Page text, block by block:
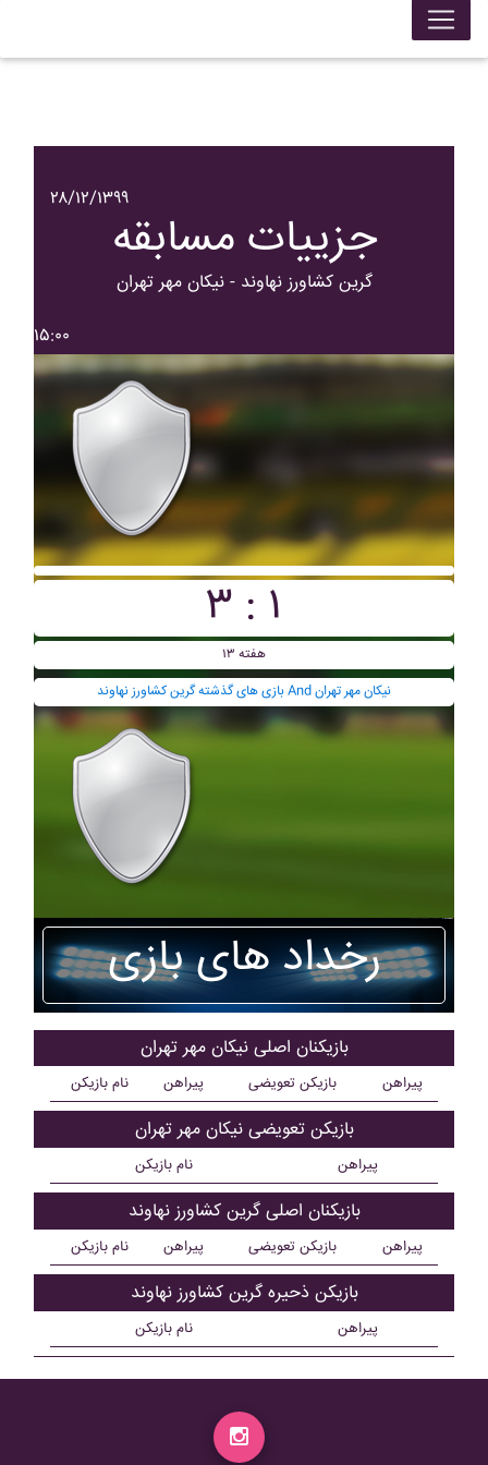
۲۸/۱۲/۱۳۹۹
جزییات مسابقه
گرين کشاورز نهاوند - نيکان مهر تهران
۱۵:۰۰
۳ : ۱
هفته ۱۳
بازی های گذشته گرين کشاورز نهاوند And نيکان مهر تهران
رخداد های بازی
بازیکنان اصلی نيکان مهر تهران
نام بازیکن پیراهن بازیکن تعویضی پیراهن
بازیکن تعویضی نيکان مهر تهران
نام بازیکن پیراهن
بازیکنان اصلی گرين کشاورز نهاوند
نام بازیکن پیراهن بازیکن تعویضی پیراهن
بازیکن ذحیره گرين کشاورز نهاوند
نام بازیکن پیراهن